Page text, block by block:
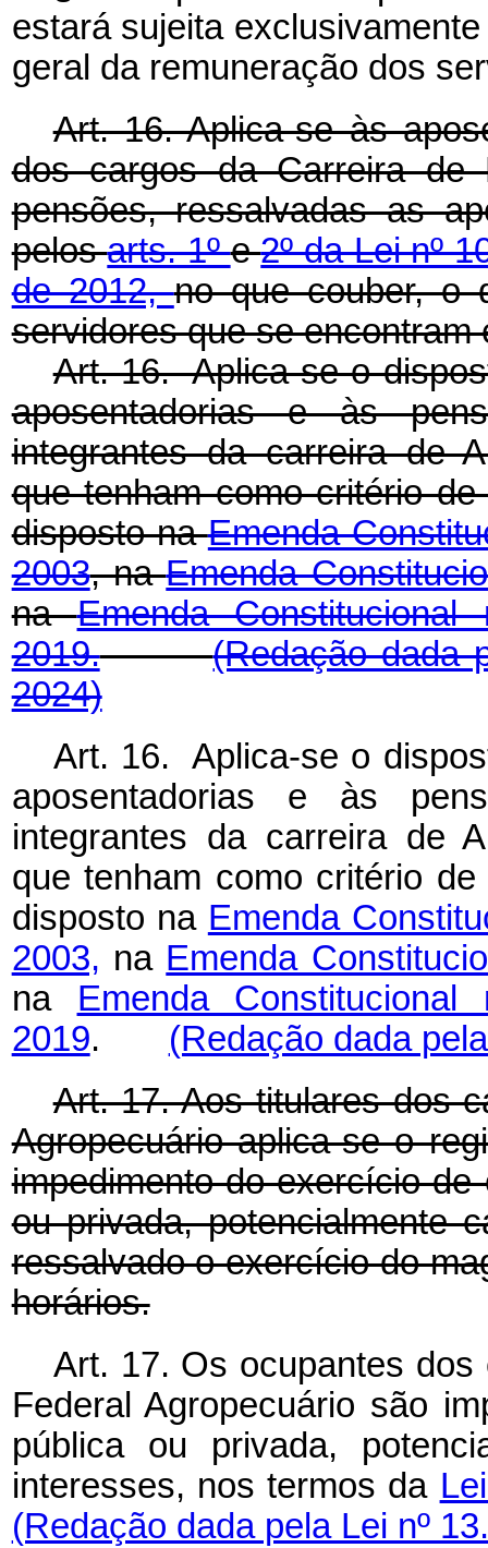
estará sujeita
geral da remuneração dos
Art. 16. Aplica-se às
dos cargos da Carreira de
pensões, ressalvadas as
pelosarts. 1ºe2º da Lei nº
de 2012,no que couber, o
servidores que se encontram
Art. 16. Aplica-se o
aposentadorias e às
integrantes da carreira de
que tenham como critério
disposto naEmenda
2003, naEmenda
naEmenda
2019.
(Redação dada
2024)
Art. 16. Aplica-se o
aposentadorias e às
integrantes da carreira de
que tenham como critério
disposto na Emenda
2003, na Emenda
na Emenda
2019. (Redação dada
Art. 17. Aos titulares dos
Agropecuário aplica-se o
impedimento do exercício
ou privada, potencialmente
ressalvado o exercício do
horários.
Art. 17. Os ocupantes
Federal Agropecuário são
pública ou privada,
interesses, nos termos da
(Redação dada pela Lei nº